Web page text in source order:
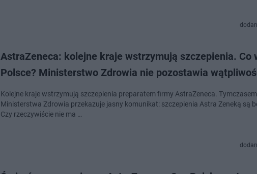
AstraZeneca: kolejne kraje wstrzymują szczepienia. Co
Polsce? Ministerstwo Zdrowia nie pozostawia
Kolejne kraje wstrzymują szczepienia preparatem firmy AstraZeneca.
Ministerstwa Zdrowia przekazuje jasny komunikat: szczepienia Astra Zeneką są
Czy rzeczywiście nie ma …